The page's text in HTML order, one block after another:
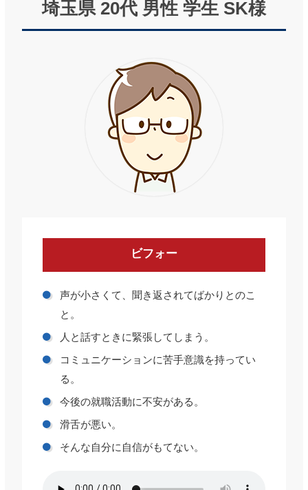
埼玉県 20代 男性 学生 SK様
ビフォー
声が小さくて、聞き返されてばかりとのこ
と。
人と話すときに緊張してしまう。
コミュニケーションに苦手意識を持ってい
る。
今後の就職活動に不安がある。
滑舌が悪い。
そんな自分に自信がもてない。